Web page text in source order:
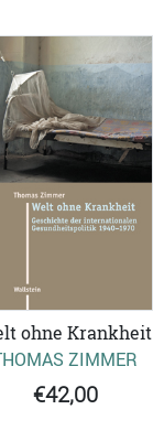
ohne Krankheit
ZIMMER
€42,00